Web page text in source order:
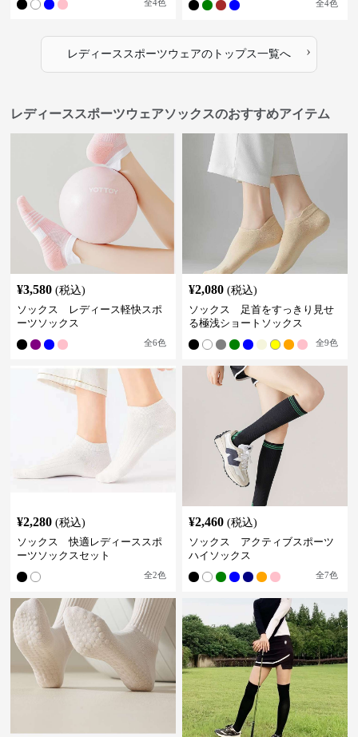
全4色 全4色
レディーススポーツウェアのトップス一覧へ ›
レディーススポーツウェアソックスのおすすめアイテム
¥3,580 (税込)
ソックス レディース軽快スポ
ーツソックス
全6色
¥2,080 (税込)
ソックス 足首をすっきり見せ
る極浅ショートソックス
全9色
¥2,280 (税込)
ソックス 快適レディーススポ
ーツソックスセット
全2色
¥2,460 (税込)
ソックス アクティブスポーツ
ハイソックス
全7色